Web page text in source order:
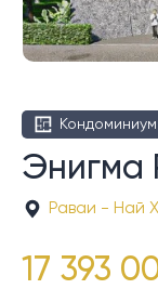
Кондоминиум
Энигма
Раваи - Най
17 393